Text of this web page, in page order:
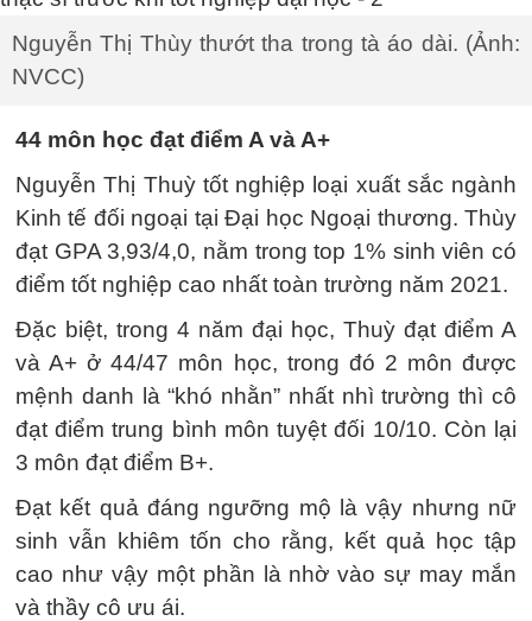
Nguyễn Thị Thùy thướt tha trong tà áo dài. (Ảnh:
NVCC)
44 môn học đạt điểm A và A+
Nguyễn Thị Thuỳ tốt nghiệp loại xuất sắc ngành
Kinh tế đối ngoại tại Đại học Ngoại thương. Thùy
đạt GPA 3,93/4,0, nằm trong top 1% sinh viên có
điểm tốt nghiệp cao nhất toàn trường năm 2021.
Đặc biệt, trong 4 năm đại học, Thuỳ đạt điểm A
và A+ ở 44/47 môn học, trong đó 2 môn được
mệnh danh là “khó nhằn” nhất nhì trường thì cô
đạt điểm trung bình môn tuyệt đối 10/10. Còn lại
3 môn đạt điểm B+.
Đạt kết quả đáng ngưỡng mộ là vậy nhưng nữ
sinh vẫn khiêm tốn cho rằng, kết quả học tập
cao như vậy một phần là nhờ vào sự may mắn
và thầy cô ưu ái.